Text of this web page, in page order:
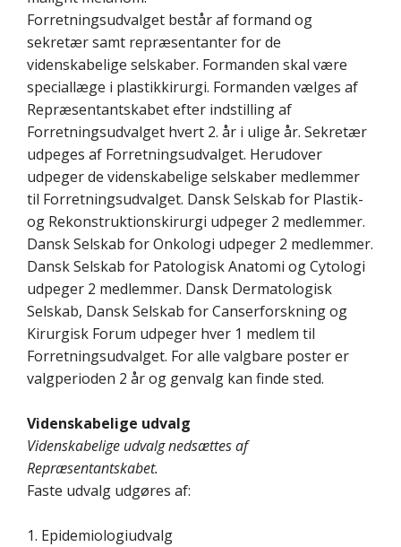
Forretningsudvalget består af formand og
sekretær samt repræsentanter for de
videnskabelige selskaber. Formanden skal være
speciallæge i plastikkirurgi. Formanden vælges af
Repræsentantskabet efter indstilling af
Forretningsudvalget hvert 2. år i ulige år. Sekretær
udpeges af Forretningsudvalget. Herudover
udpeger de videnskabelige selskaber medlemmer
til Forretningsudvalget. Dansk Selskab for Plastik-
og Rekonstruktionskirurgi udpeger 2 medlemmer.
Dansk Selskab for Onkologi udpeger 2 medlemmer.
Dansk Selskab for Patologisk Anatomi og Cytologi
udpeger 2 medlemmer. Dansk Dermatologisk
Selskab, Dansk Selskab for Canserforskning og
Kirurgisk Forum udpeger hver 1 medlem til
Forretningsudvalget. For alle valgbare poster er
valgperioden 2 år og genvalg kan finde sted.
Videnskabelige udvalg
Videnskabelige udvalg nedsættes af
Repræsentantskabet.
Faste udvalg udgøres af:
1. Epidemiologiudvalg